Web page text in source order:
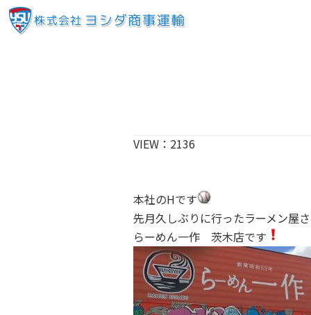
VIEW： 2136
本社のHです
先月久しぶりに行ったラーメン屋
らーめん一作 茨木店です